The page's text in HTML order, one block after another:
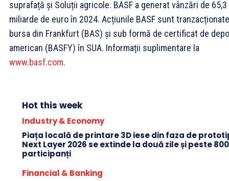
suprafață și Soluții agricole. BASF a generat vânzări de 65,3
miliarde de euro în 2024. Acțiunile BASF sunt
bursa din Frankfurt (BAS) și sub formă de certificat de
american (BASFY) în SUA. Informații suplimentare la
www.basf.com.
Hot this week
Industry & Economy
Piața locală de printare 3D iese din faza de
Next Layer 2026 se extinde la două zile și peste
participanți
Financial & Banking